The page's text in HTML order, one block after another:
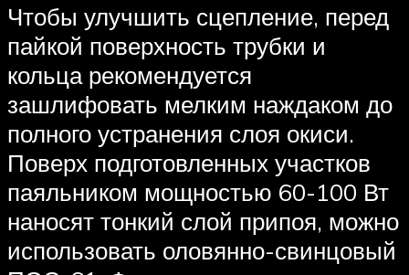
Чтобы улучшить сцепление, перед
пайкой поверхность трубки и
кольца рекомендуется
зашлифовать мелким наждаком до
полного устранения слоя окиси.
Поверх подготовленных участков
паяльником мощностью 60-100 Вт
наносят тонкий слой припоя, можно
использовать оловянно-свинцовый